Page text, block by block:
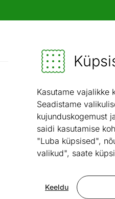
Kasutame vajalikke
Seadistame
kujunduskogemust
saidi kasutamise
"Luba küpsised",
valikud", saate
Keeldu
Mööbel